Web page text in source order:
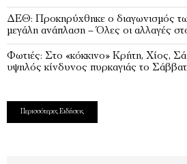
ΔΕΘ: Προκηρύχθηκε ο διαγωνισμός
μεγάλη ανάπλαση – Όλες οι αλλαγές
Φωτιές: Στο «κόκκινο» Κρήτη, Χίος,
υψηλός κίνδυνος πυρκαγιάς το
Περισσότερες Ειδήσεις